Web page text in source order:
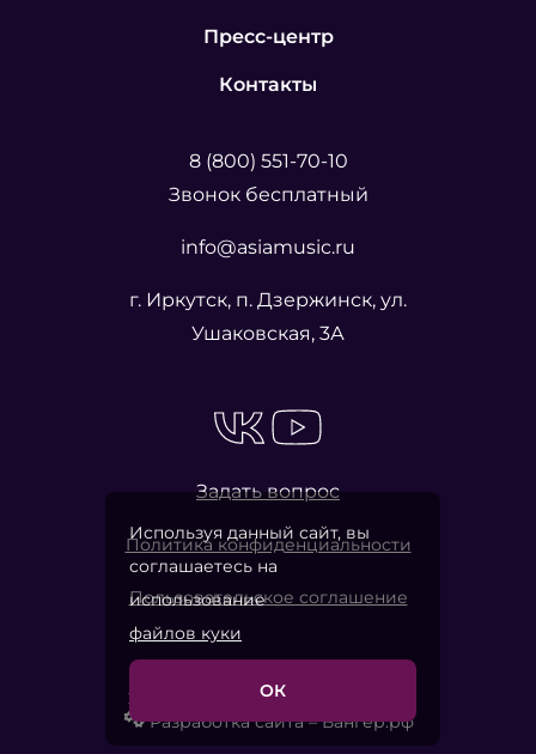
Пресс-центр
Контакты
8 (800) 551-70-10
Звонок бесплатный
info@asiamusic.ru
г. Иркутск, п. Дзержинск, ул.
Ушаковская, 3А
Задать вопрос
Политика конфиденциальности
Пользовательское соглашение
2026 © «Азия Мьюзик Компани»
Разработка сайта – Вангер.рф
Используя данный сайт, вы
соглашаетесь на
использование
файлов куки
ОК